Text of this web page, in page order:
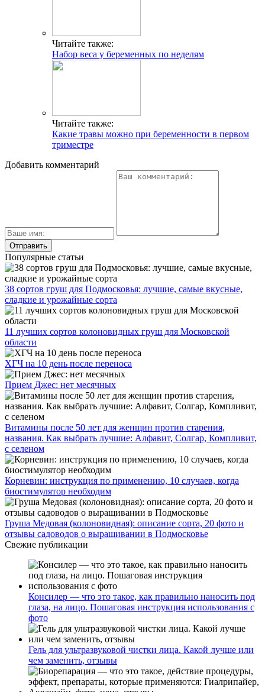
Читайте также:
Набор веса у беременных по неделям
Читайте также:
Какие травы можно при беременности в первом
триместре
Добавить комментарий
Популярные статьи
38 сортов груш для Подмосковья: лучшие, самые вкусные,
сладкие и урожайные сорта
11 лучших сортов колоновидных груш для Московской
области
ХГЧ на 10 день после переноса
Прием Джес: нет месячных
Витамины после 50 лет для женщин против старения,
названия. Как выбрать лучшие: Алфавит, Солгар, Компливит,
с селеном
Корневин: инструкция по применению, 10 случаев, когда
биостимулятор необходим
Груша Медовая (колоновидная): описание сорта, 20 фото и
отзывы садоводов о выращивании в Подмосковье
Свежие публикации
Консилер — что это такое, как правильно наносить под
глаза, на лицо. Пошаговая инструкция использования с
фото
Гель для ультразвуковой чистки лица. Какой лучше или
чем заменить, отзывы